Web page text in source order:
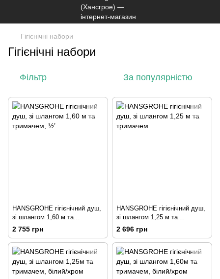
Гігієнічні набори
Гігієнічні набори
Фільтр За популярністю
HANSGROHE гігієнічний душ,
зі шлангом 1,60 м та
тримачем, ½’
2 755 грн
HANSGROHE гігієнічний душ,
зі шлангом 1,25 м та
тримачем
2 696 грн